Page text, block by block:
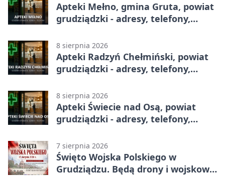
Apteki Mełno, gmina Gruta, powiat
grudziądzki - adresy, telefony,
8 sierpnia 2026
Apteki Radzyń Chełmiński, powiat
grudziądzki - adresy, telefony,
8 sierpnia 2026
Apteki Świecie nad Osą, powiat
grudziądzki - adresy, telefony,
7 sierpnia 2026
Święto Wojska Polskiego w
Grudziądzu. Będą drony i wojskowa